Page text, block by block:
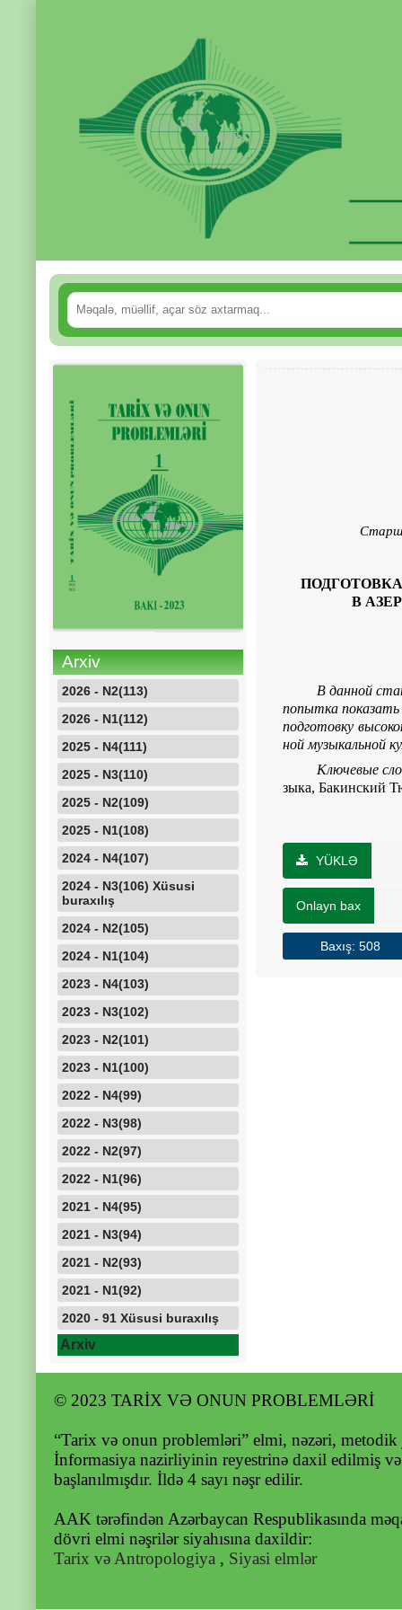
Arxiv
2026 - N2(113)
2026 - N1(112)
2025 - N4(111)
2025 - N3(110)
2025 - N2(109)
2025 - N1(108)
2024 - N4(107)
2024 - N3(106) Xüsusi
buraxılış
2024 - N2(105)
2024 - N1(104)
2023 - N4(103)
2023 - N3(102)
2023 - N2(101)
2023 - N1(100)
2022 - N4(99)
2022 - N3(98)
2022 - N2(97)
2022 - N1(96)
2021 - N4(95)
2021 - N3(94)
2021 - N2(93)
2021 - N1(92)
2020 - 91 Xüsusi buraxılış
Arxiv
В
В данной
попытка
подготовку
ной музыкальной
Ключевые
зыка, Бакинский
YÜKLƏ
Onlayn bax
Baxış: 508
© 2023 TARİX VƏ ONUN PROBLEMLƏRİ
“Tarix və onun problemləri” elmi, nəzəri,
İnformasiya nazirliyinin reyestrinə daxil edilmiş
başlanılmışdır. İldə 4 sayı nəşr edilir.
AAK tərəfindən Azərbaycan Respublikasında
dövri elmi nəşrilər siyahısına daxildir:
Tarix və Antropologiya , Siyasi elmlər